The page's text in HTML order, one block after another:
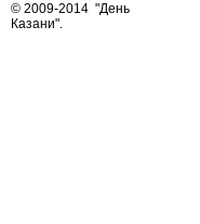
© 2009-2014 "День
Казани".